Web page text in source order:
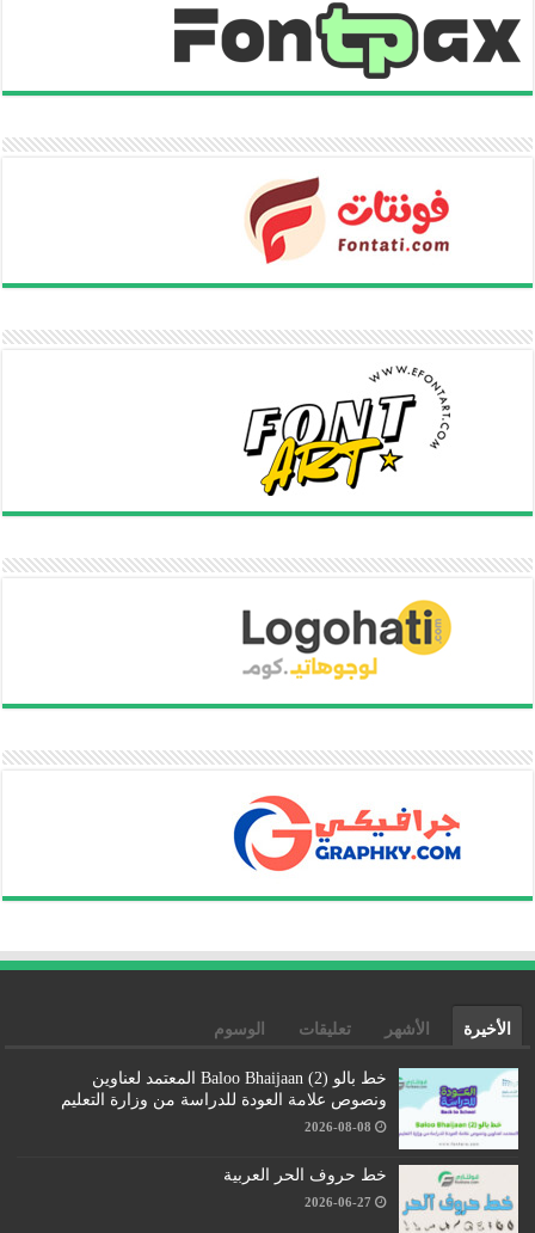
الأخيرة الأشهر تعليقات الوسوم
خط بالو (2) Baloo Bhaijaan المعتمد لعناوين
ونصوص علامة العودة للدراسة من وزارة التعليم
2026-08-08
خط حروف الحر العربية
2026-06-27